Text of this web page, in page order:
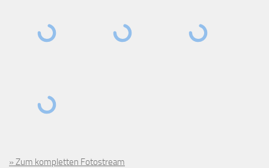
» Zum kompletten Fotostream